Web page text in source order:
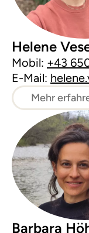
Helene
Mobil: +43
E-Mail:
Mehr
Barbara